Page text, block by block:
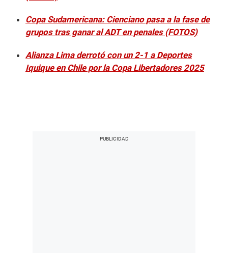
Copa Sudamericana: Cienciano pasa a la fase de
grupos tras ganar al ADT en penales (FOTOS)
Alianza Lima derrotó con un 2-1 a Deportes
Iquique en Chile por la Copa Libertadores 2025